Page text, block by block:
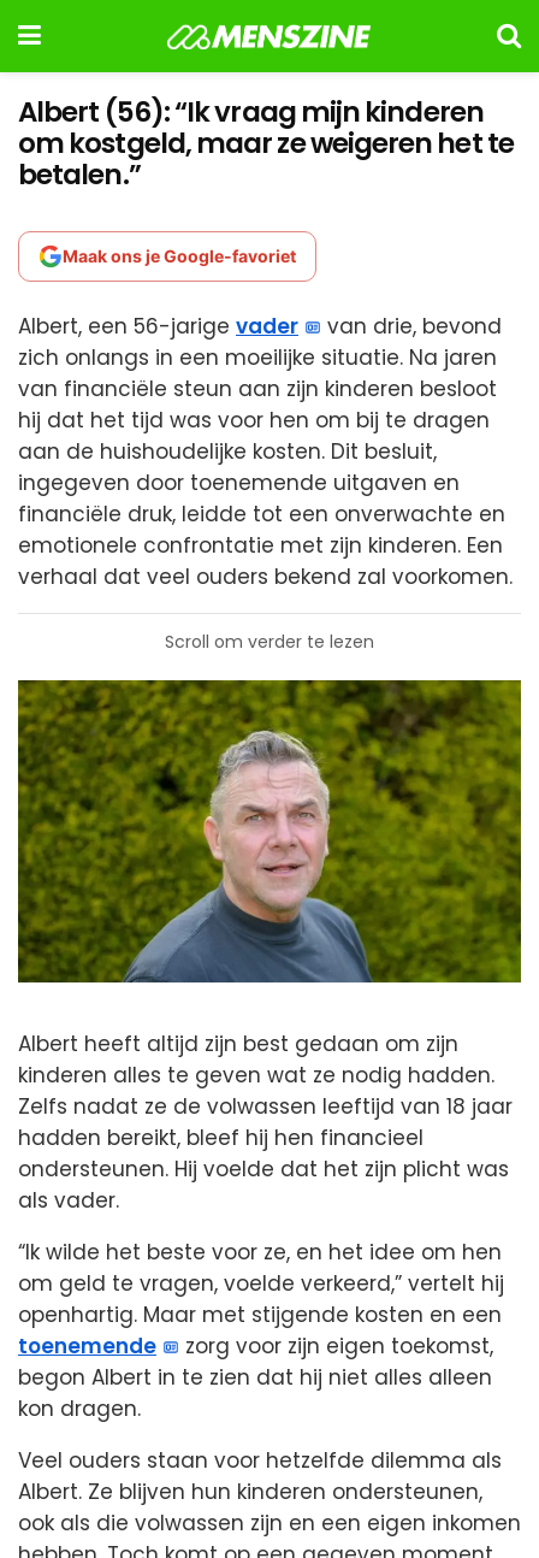
Albert (56): “Ik vraag mijn kinderen
om kostgeld, maar ze weigeren het te
betalen.”
Maak ons je Google-favoriet
Albert, een 56-jarige vader
van drie, bevond
zich onlangs in een moeilijke situatie. Na jaren
van financiële steun aan zijn kinderen besloot
hij dat het tijd was voor hen om bij te dragen
aan de huishoudelijke kosten. Dit besluit,
ingegeven door toenemende uitgaven en
financiële druk, leidde tot een onverwachte en
emotionele confrontatie met zijn kinderen. Een
verhaal dat veel ouders bekend zal voorkomen.
Scroll om verder te lezen
Albert heeft altijd zijn best gedaan om zijn
kinderen alles te geven wat ze nodig hadden.
Zelfs nadat ze de volwassen leeftijd van 18 jaar
hadden bereikt, bleef hij hen financieel
ondersteunen. Hij voelde dat het zijn plicht was
als vader.
“Ik wilde het beste voor ze, en het idee om hen
om geld te vragen, voelde verkeerd,” vertelt hij
openhartig. Maar met stijgende kosten en een
toenemende
zorg voor zijn eigen toekomst,
begon Albert in te zien dat hij niet alles alleen
kon dragen.
Veel ouders staan voor hetzelfde dilemma als
Albert. Ze blijven hun kinderen ondersteunen,
ook als die volwassen zijn en een eigen inkomen